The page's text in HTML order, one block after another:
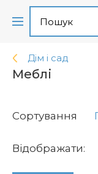
Дім і сад
Меблі
Сортування
Відображати: